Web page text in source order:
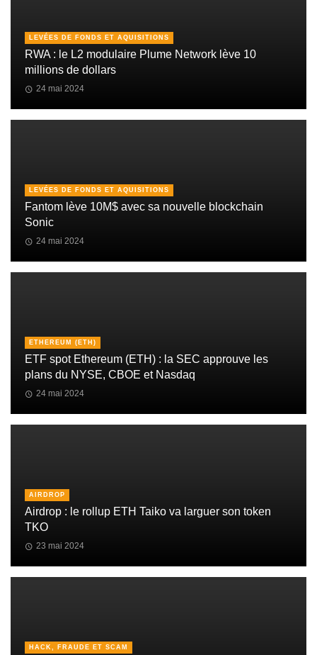
LEVÉES DE FONDS ET AQUISITIONS
RWA : le L2 modulaire Plume Network lève 10
millions de dollars
24 mai 2024
LEVÉES DE FONDS ET AQUISITIONS
Fantom lève 10M$ avec sa nouvelle blockchain
Sonic
24 mai 2024
ETHEREUM (ETH)
ETF spot Ethereum (ETH) : la SEC approuve les
plans du NYSE, CBOE et Nasdaq
24 mai 2024
AIRDROP
Airdrop : le rollup ETH Taiko va larguer son token
TKO
23 mai 2024
HACK, FRAUDE ET SCAM